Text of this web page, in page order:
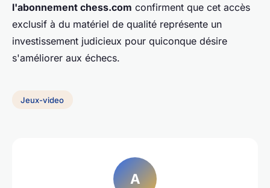
l'abonnement chess.com confirment que cet accès
exclusif à du matériel de qualité représente un
investissement judicieux pour quiconque désire
s'améliorer aux échecs.
Jeux-video
A